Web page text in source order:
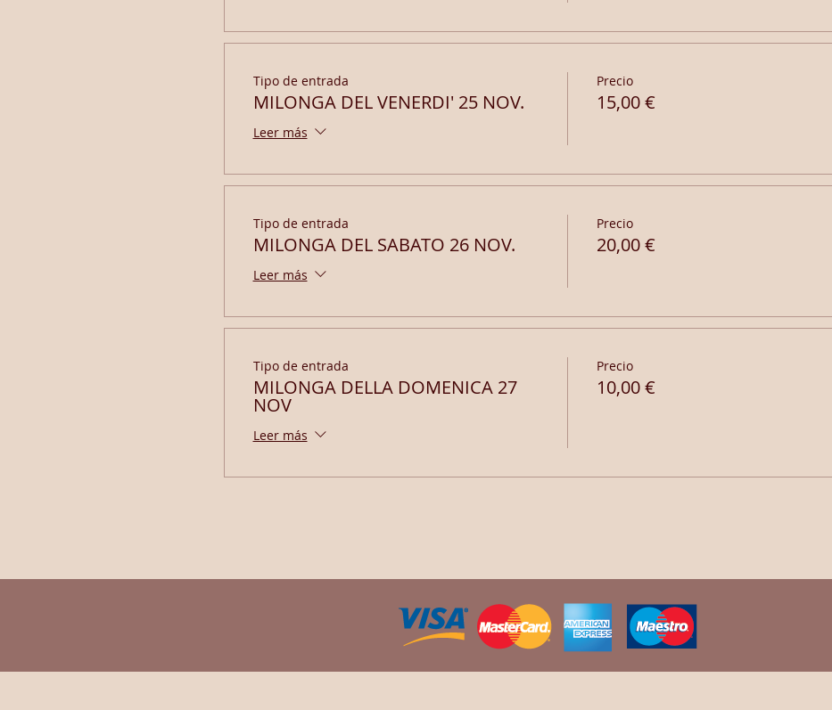
Tipo de entrada
MILONGA DEL VENERDI' 25 NOV.
Leer más
Precio
15,00 €
Tipo de entrada
MILONGA DEL SABATO 26 NOV.
Leer más
Precio
20,00 €
Tipo de entrada
MILONGA DELLA DOMENICA 27
NOV
Leer más
Precio
10,00 €